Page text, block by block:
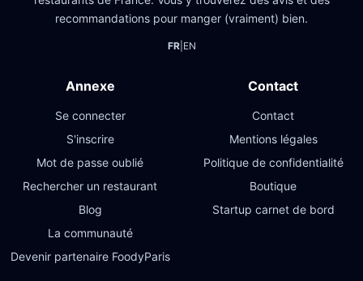
recommandations pour manger (vraiment) bien.
FR| EN
Annexe
Se connecter
S'inscrire
Mot de passe oublié
Rechercher un restaurant
Blog
La communauté
Devenir partenaire FoodyParis
Contact
Contact
Mentions légales
Politique de confidentialité
Boutique
Startup carnet de bord